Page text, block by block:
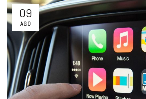
09
AGO